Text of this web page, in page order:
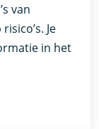
van
Je
in het